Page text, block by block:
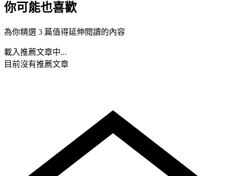
你可能也喜歡
為你精選 3 篇值得延伸閱讀的內容
載入推薦文章中...
目前沒有推薦文章